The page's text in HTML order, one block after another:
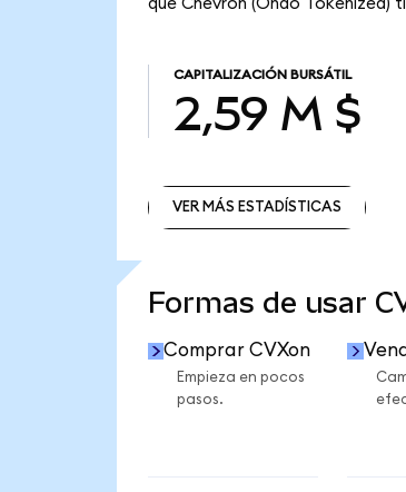
que Chevron (Ondo Tokenized)
CAPITALIZACIÓN BURSÁTIL
2,59 M $
VER MÁS ESTADÍSTICAS
Formas de usar
Comprar CVXon
Empieza en pocos
pasos.